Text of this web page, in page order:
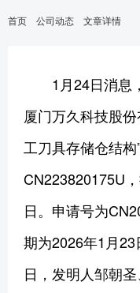
首页 公司动态 文章详情
1月24日消息，
厦门万久科技股
工刀具存储仓结
CN223820175U
日。申请号为
期为2026年1月
日，发明人邹朝